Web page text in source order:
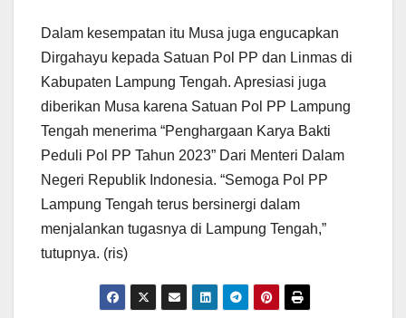
Dalam kesempatan itu Musa juga engucapkan
Dirgahayu kepada Satuan Pol PP dan Linmas di
Kabupaten Lampung Tengah. Apresiasi juga
diberikan Musa karena Satuan Pol PP Lampung
Tengah menerima “Penghargaan Karya Bakti
Peduli Pol PP Tahun 2023” Dari Menteri Dalam
Negeri Republik Indonesia. “Semoga Pol PP
Lampung Tengah terus bersinergi dalam
menjalankan tugasnya di Lampung Tengah,”
tutupnya. (ris)